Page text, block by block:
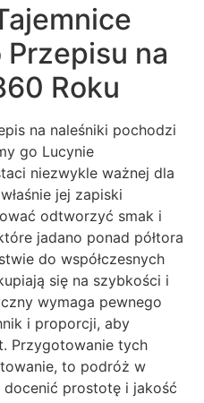
na
Roku
na naleśniki pochodzi
go Lucynie
niezwykle ważnej dla
jej zapiski
odtworzyć smak i
jadano ponad półtora
do współczesnych
się na szybkości i
wymaga pewnego
i proporcji, aby
Przygotowanie tych
to podróż w
docenić prostotę i jakość